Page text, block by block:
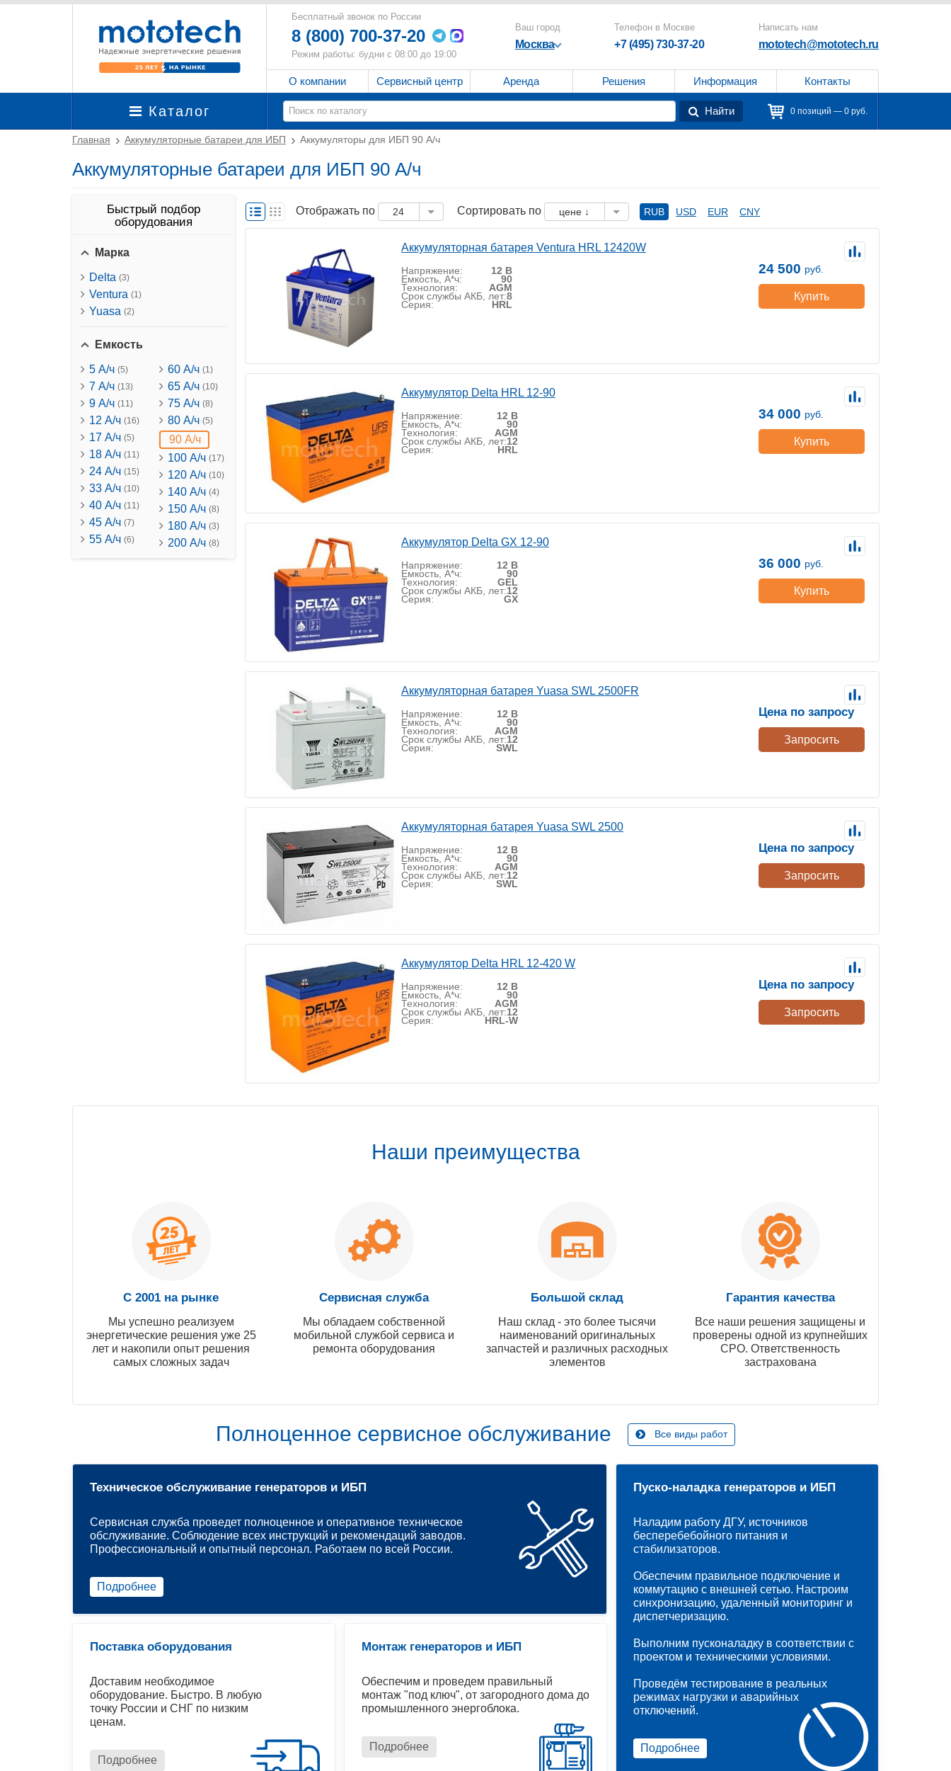
Бесплатный звонок по России
8 (800) 700-37-20
Режим работы: будни с 08:00 до 19:00
Ваш город
Москва
Телефон в Москве
+7 (495) 730-37-20
Написать нам
mototech@mototech.ru
О компании Сервисный центр Аренда Решения Информация Контакты
Каталог Найти 0 позиций — 0 руб.
Главная Аккумуляторные батареи для ИБП Аккумуляторы для ИБП 90 А/ч
Аккумуляторные батареи для ИБП 90 А/ч
Быстрый подбор
оборудования
Марка
Delta (3)
Ventura (1)
Yuasa (2)
Емкость
5 А/ч (5)
7 А/ч (13)
9 А/ч (11)
12 А/ч (16)
17 А/ч (5)
18 А/ч (11)
24 А/ч (15)
33 А/ч (10)
40 А/ч (11)
45 А/ч (7)
55 А/ч (6)
60 А/ч (1)
65 А/ч (10)
75 А/ч (8)
80 А/ч (5)
90 А/ч
100 А/ч (17)
120 А/ч (10)
140 А/ч (4)
150 А/ч (8)
180 А/ч (3)
200 А/ч (8)
Отображать по 24 Сортировать по цене ↓ RUB USD EUR CNY
Аккумуляторная батарея Ventura HRL 12420W
Напряжение: 12 В
Емкость, А*ч: 90
Технология: AGM
Срок службы АКБ, лет:8
Серия: HRL
24 500 руб.
Купить
Аккумулятор Delta HRL 12-90
Напряжение: 12 В
Емкость, А*ч: 90
Технология: AGM
Срок службы АКБ, лет:12
Серия: HRL
34 000 руб.
Купить
Аккумулятор Delta GX 12-90
Напряжение: 12 В
Емкость, А*ч: 90
Технология: GEL
Срок службы АКБ, лет:12
Серия: GX
36 000 руб.
Купить
Аккумуляторная батарея Yuasa SWL 2500FR
Напряжение: 12 В
Емкость, А*ч: 90
Технология: AGM
Срок службы АКБ, лет:12
Серия: SWL
Цена по запросу
Запросить
Аккумуляторная батарея Yuasa SWL 2500
Напряжение: 12 В
Емкость, А*ч: 90
Технология: AGM
Срок службы АКБ, лет:12
Серия: SWL
Цена по запросу
Запросить
Аккумулятор Delta HRL 12-420 W
Напряжение: 12 В
Емкость, А*ч: 90
Технология: AGM
Срок службы АКБ, лет:12
Серия: HRL-W
Цена по запросу
Запросить
Наши преимущества
С 2001 на рынке
Мы успешно реализуем
энергетические решения уже 25
лет и накопили опыт решения
самых сложных задач
Сервисная служба
Мы обладаем собственной
мобильной службой сервиса и
ремонта оборудования
Большой склад
Наш склад - это более тысячи
наименований оригинальных
запчастей и различных расходных
элементов
Гарантия качества
Все наши решения защищены и
проверены одной из крупнейших
СРО. Ответственность
застрахована
Полноценное сервисное обслуживание Все виды работ
Техническое обслуживание генераторов и ИБП
Сервисная служба проведет полноценное и оперативное техническое
обслуживание. Соблюдение всех инструкций и рекомендаций заводов.
Профессиональный и опытный персонал. Работаем по всей России.
Подробнее
Поставка оборудования
Доставим необходимое
оборудование. Быстро. В любую
точку России и СНГ по низким
ценам.
Подробнее
Монтаж генераторов и ИБП
Обеспечим и проведем правильный
монтаж "под ключ", от загородного дома до
промышленного энергоблока.
Подробнее
Пуско-наладка генераторов и ИБП
Наладим работу ДГУ, источников
бесперебебойного питания и
стабилизаторов.
Обеспечим правильное подключение и
коммутацию с внешней сетью. Настроим
синхронизацию, удаленный мониторинг и
диспетчеризацию.
Выполним пусконаладку в соответствии с
проектом и техническими условиями.
Проведём тестирование в реальных
режимах нагрузки и аварийных
отключений.
Подробнее